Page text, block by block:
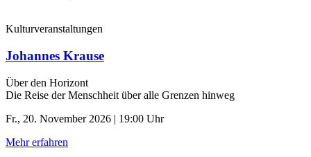
Kulturveranstaltungen
Johannes Krause
Über den Horizont
Die Reise der Menschheit über alle Grenzen hinweg
Fr., 20. November 2026 | 19:00 Uhr
Mehr erfahren